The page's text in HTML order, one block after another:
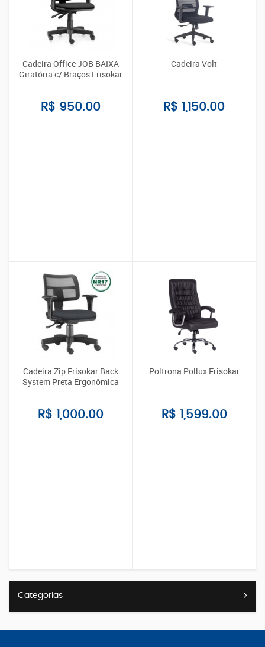
Cadeira Office JOB BAIXA
Giratória c/ Braços Frisokar
R$ 950.00
Cadeira Volt
R$ 1,150.00
Cadeira Zip Frisokar Back
System Preta Ergonômica
R$ 1,000.00
Poltrona Pollux Frisokar
R$ 1,599.00
Categorias